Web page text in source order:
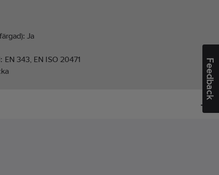
Feedback
Ja
EN 343, EN ISO 20471